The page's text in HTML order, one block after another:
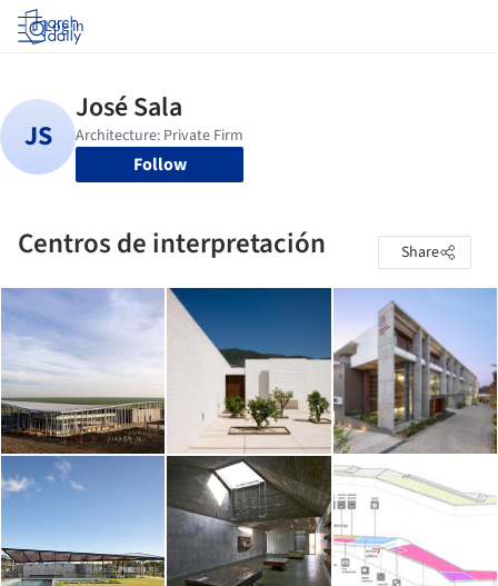
Log in
Follow
Centros de interpretación Share